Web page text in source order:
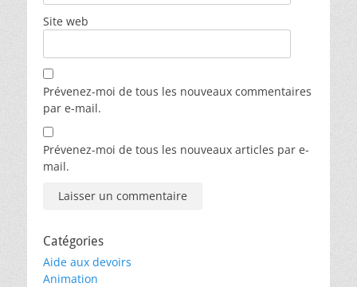
Site web
Prévenez-moi de tous les nouveaux commentaires
par e-mail.
Prévenez-moi de tous les nouveaux articles par e-
mail.
Catégories
Aide aux devoirs
Animation